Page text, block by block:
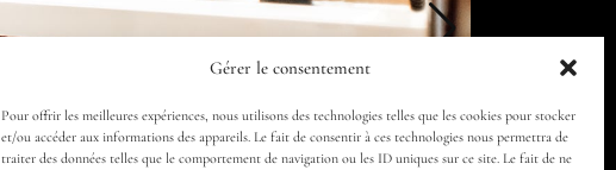
Gérer le consentement
Pour offrir les meilleures expériences, nous utilisons des technologies telles que les cookies pour stocker
et/ou accéder aux informations des appareils. Le fait de consentir à ces technologies nous permettra de
traiter des données telles que le comportement de navigation ou les ID uniques sur ce site. Le fait de ne